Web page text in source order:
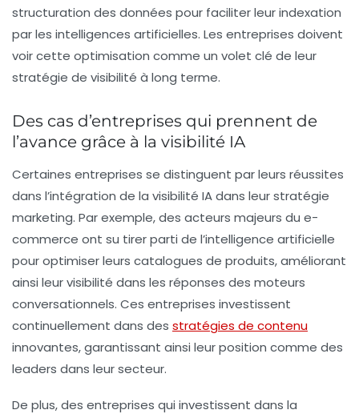
structuration des données pour faciliter leur indexation
par les intelligences artificielles. Les entreprises doivent
voir cette optimisation comme un volet clé de leur
stratégie de visibilité à long terme.
Des cas d’entreprises qui prennent de
l’avance grâce à la visibilité IA
Certaines entreprises se distinguent par leurs réussites
dans l’intégration de la visibilité IA dans leur stratégie
marketing. Par exemple, des acteurs majeurs du e-
commerce ont su tirer parti de l’intelligence artificielle
pour optimiser leurs catalogues de produits, améliorant
ainsi leur visibilité dans les réponses des moteurs
conversationnels. Ces entreprises investissent
continuellement dans des stratégies de contenu
innovantes, garantissant ainsi leur position comme des
leaders dans leur secteur.
De plus, des entreprises qui investissent dans la